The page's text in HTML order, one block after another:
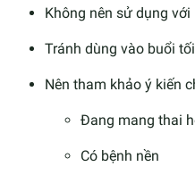
Không nên sử dụng
Tránh dùng vào buổi
Nên tham khảo ý kiến
Đang mang thai
Có bệnh nền